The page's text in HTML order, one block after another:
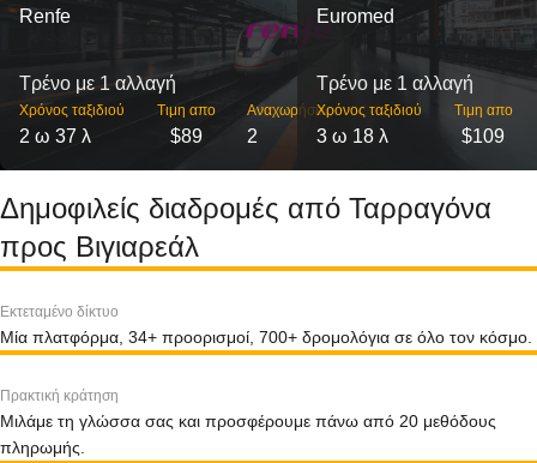
Renfe
Τρένο με 1 αλλαγή
Χρόνος ταξιδιού
2 ω 37 λ
Τιμη απο
$89
Αναχωρήσεις
2
Euromed
Τρένο με 1 αλλαγή
Χρόνος ταξιδιού
3 ω 18 λ
Τιμη απο
$109
Δημοφιλείς διαδρομές από Ταρραγόνα
προς Βιγιαρεάλ
Εκτεταμένο δίκτυο
Μία πλατφόρμα, 34+ προορισμοί, 700+ δρομολόγια σε όλο τον κόσμο.
Πρακτική κράτηση
Μιλάμε τη γλώσσα σας και προσφέρουμε πάνω από 20 μεθόδους
πληρωμής.